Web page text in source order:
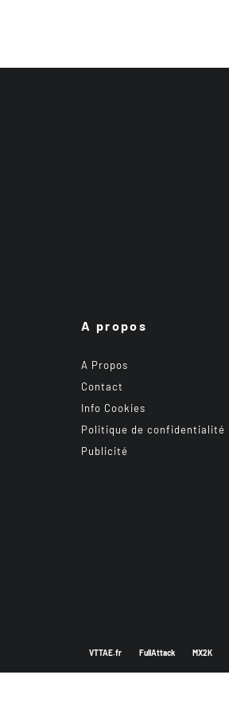
A propos
A Propos
Contact
Info Cookies
Politique de confidentialité
Publicité
VTTAE.fr FullAttack MX2K